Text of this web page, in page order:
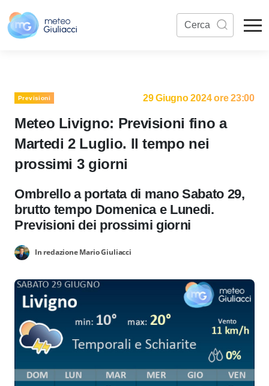
Previsioni 29 Giugno 2024 ore 23:00
Meteo Livigno: Previsioni fino a
Martedi 2 Luglio. Il tempo nei
prossimi 3 giorni
Ombrello a portata di mano Sabato 29,
brutto tempo Domenica e Lunedi.
Previsioni dei prossimi giorni
In redazione Mario Giuliacci